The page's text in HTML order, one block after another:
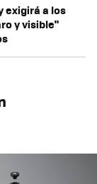
exigirá a los
y visible"